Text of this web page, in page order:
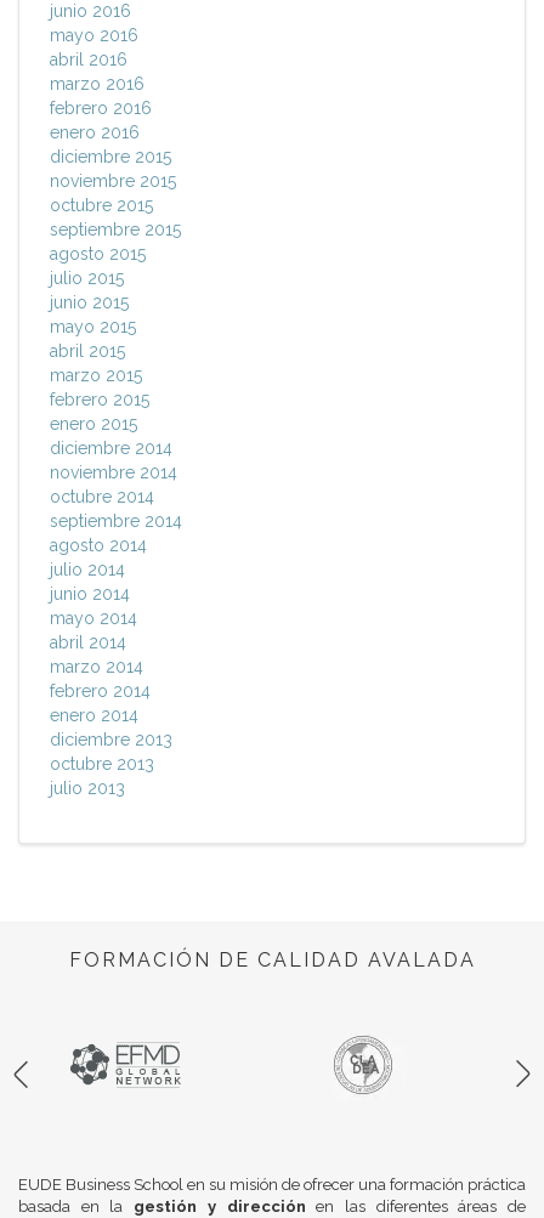
junio 2016
mayo 2016
abril 2016
marzo 2016
febrero 2016
enero 2016
diciembre 2015
noviembre 2015
octubre 2015
septiembre 2015
agosto 2015
julio 2015
junio 2015
mayo 2015
abril 2015
marzo 2015
febrero 2015
enero 2015
diciembre 2014
noviembre 2014
octubre 2014
septiembre 2014
agosto 2014
julio 2014
junio 2014
mayo 2014
abril 2014
marzo 2014
febrero 2014
enero 2014
diciembre 2013
octubre 2013
julio 2013
FORMACIÓN DE CALIDAD AVALADA
EUDE Business School en su misión de ofrecer una formación práctica
basada en la gestión y dirección en las diferentes áreas de